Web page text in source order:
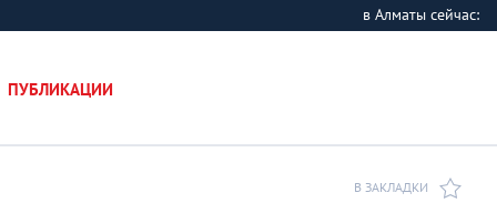
в Алматы сейчас:
ПУБЛИКАЦИИ
В ЗАКЛАДКИ